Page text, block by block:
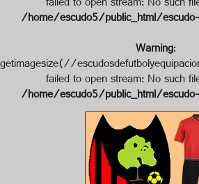
/home/escudo5/public_html/
Warning:
getimagesize(//
failed to open stream: No such
/home/escudo5/public_html/